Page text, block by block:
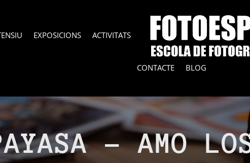
EXPOSICIONS ACTIVITATS
CONTACTE BLOG
– AMO